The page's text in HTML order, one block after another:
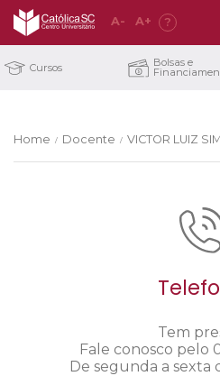
A- A+ ?
Cursos Bolsas e
Home / Docente / VICTOR LUIZ
Tem
Fale conosco pelo
De segunda a sexta